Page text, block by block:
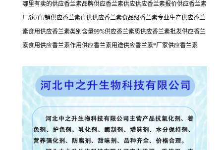
哪里有卖的供应香兰素品牌供应香兰素供应供应香兰素报价供应香兰素
厂/家/直/销供应香兰素直供供应香兰素食品级香兰素专业生产供应香兰
素食用供应香兰素类别含量99%供应香兰素质供应香兰素批发供应香兰
素食用供应香兰素作用供应香兰素用途供应香兰素*厂家供应香兰素